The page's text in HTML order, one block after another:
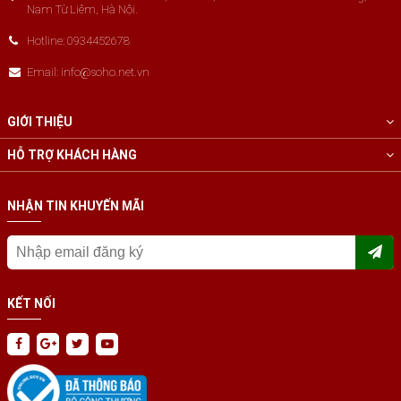
Nam Từ Liêm, Hà Nội.
Hotline: 0934452678
Email: info@soho.net.vn
GIỚI THIỆU
HỖ TRỢ KHÁCH HÀNG
NHẬN TIN KHUYẾN MÃI
KẾT NỐI